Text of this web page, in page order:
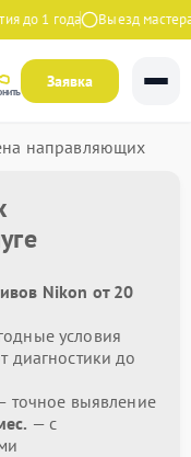
до 1 года Выезд мастера
Заявка
направляющих
Nikon от 20
условия
диагностики до
точное выявление
— с